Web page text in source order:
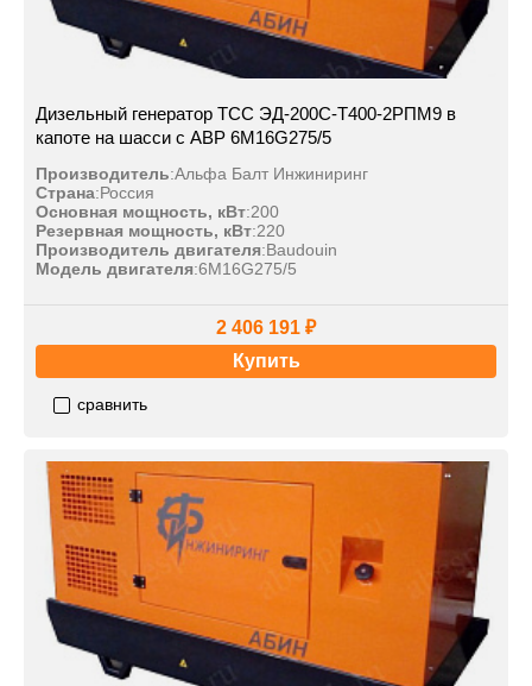
Дизельный генератор ТСС ЭД-200С-Т400-2РПМ9 в
капоте на шасси с АВР 6M16G275/5
Производитель:Альфа Балт Инжиниринг
Страна:Россия
Основная мощность, кВт:200
Резервная мощность, кВт:220
Производитель двигателя:Baudouin
Модель двигателя:6M16G275/5
2 406 191 ₽
Купить
сравнить